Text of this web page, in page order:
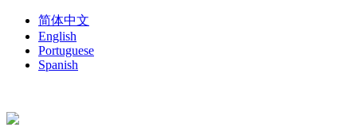
简体中文
English
Portuguese
Spanish